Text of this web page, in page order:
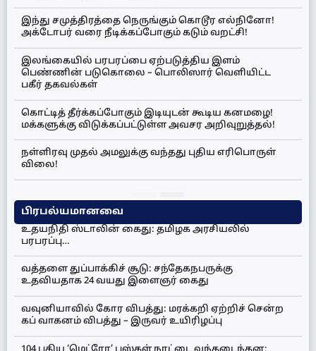
இந்து சமுத்திரத்தை நெருங்கும் கொடூர எல்நினோ!
அக்டோபர் வரை நீடிக்கப்போகும் கடும் வறட்சி!
இலங்கையில் பரபரப்பை ஏற்படுத்திய இளம்
பெண்ணின் படுகொலை – பொலிஸார் வெளியிட்ட
பகீர் தகவல்கள்
கொட்டித் தீர்க்கப்போகும் இடியுடன் கூடிய கனமழை!
மக்களுக்கு விடுக்கப்பட்டுள்ள அவசர அறிவுறுத்தல்!
நள்ளிரவு முதல் அமலுக்கு வந்தது புதிய எரிபொருள்
விலை!
பிரபல்யமானவை
உதயநிதி ஸ்டாலின் கைது: தமிழக அரசியலில்
பரபரப்பு…
வத்தளை துப்பாக்கிச் சூடு: சந்தேகநபருக்கு
உதவியதாக 24 வயது இளைஞர் கைது
வவுனியாவில் கோர விபத்து: மரக்கறி ஏற்றிச் சென்ற
கப் வாகனம் விபத்து – இருவர் உயிரிழப்பு